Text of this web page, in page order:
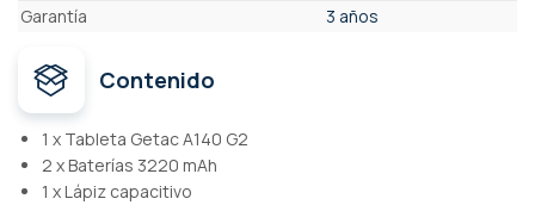
Garantía
3 años
Contenido
1 x Tableta Getac A140 G2
2 x Baterías 3220 mAh
1 x Lápiz capacitivo